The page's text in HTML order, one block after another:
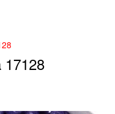
17128